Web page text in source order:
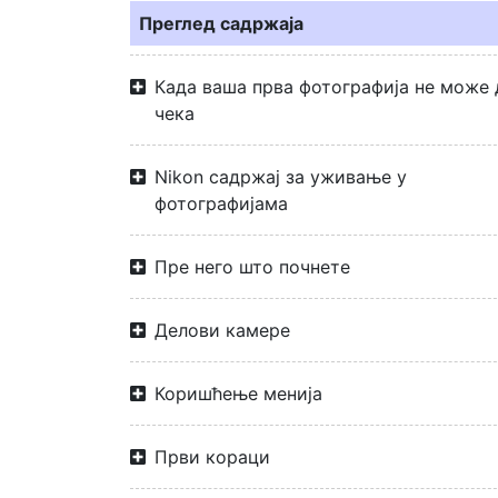
Преглед садржаја
Када ваша прва фотографија не може
чека
Nikon садржај за уживање у
фотографијама
Пре него што почнете
Делови камере
Коришћење менија
Први кораци